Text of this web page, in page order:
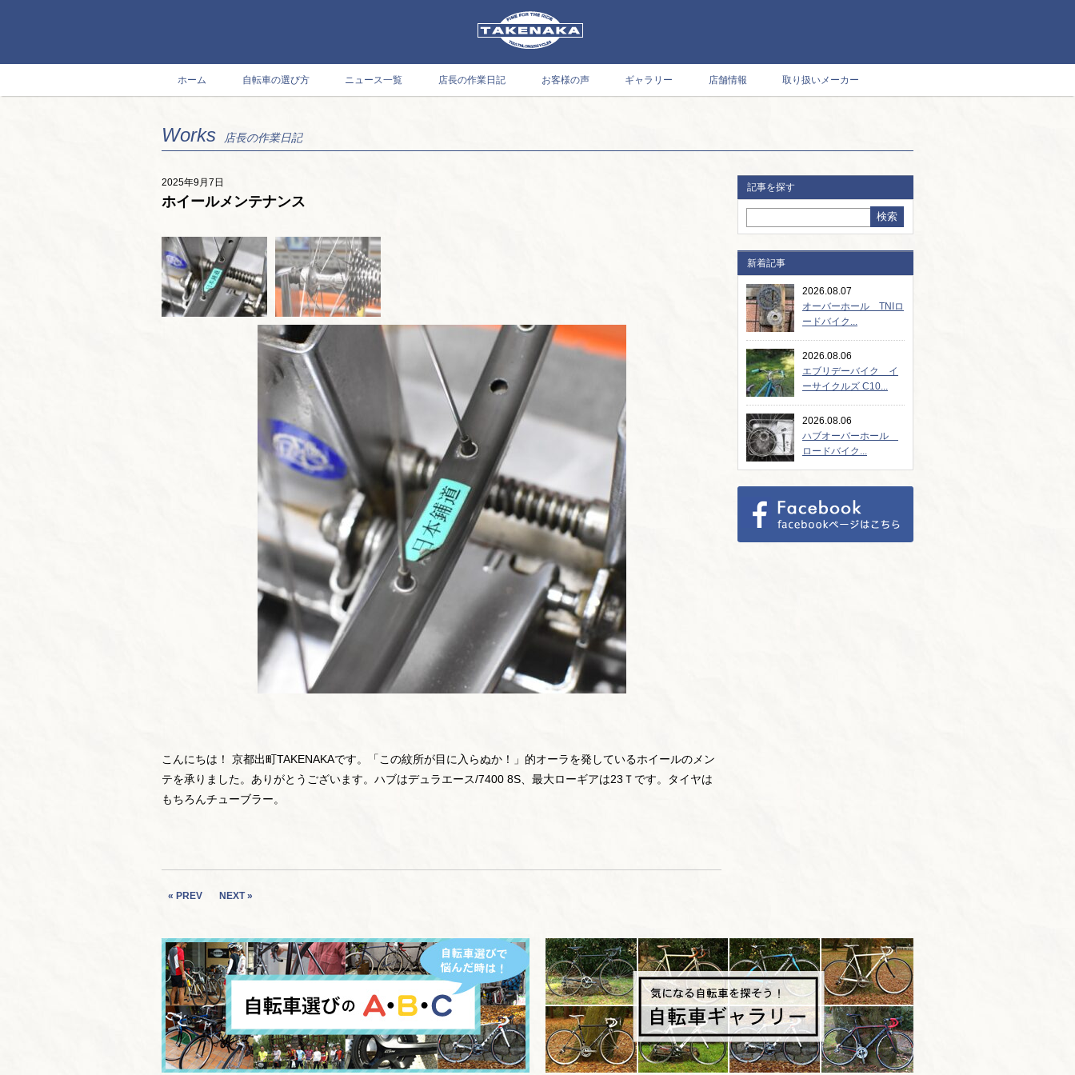
ホーム 自転車の選び方 ニュース一覧 店長の作業日記 お客様の声 ギャラリー 店舗情報 取り扱いメーカー
Works 店長の作業日記
2025年9月7日
ホイールメンテナンス
こんにちは！ 京都出町TAKENAKAです。「この紋所が目に入らぬか！」的オーラを発しているホイールのメン
テを承りました。ありがとうございます。ハブはデュラエース/7400 8S、最大ローギアは23Ｔです。タイヤは
もちろんチューブラー。
« PREV NEXT »
記事を探す
新着記事
2026.08.07
オーバーホール TNIロ
ードバイク...
2026.08.06
エブリデーバイク イ
ーサイクルズ C10...
2026.08.06
ハブオーバーホール
ロードバイク...